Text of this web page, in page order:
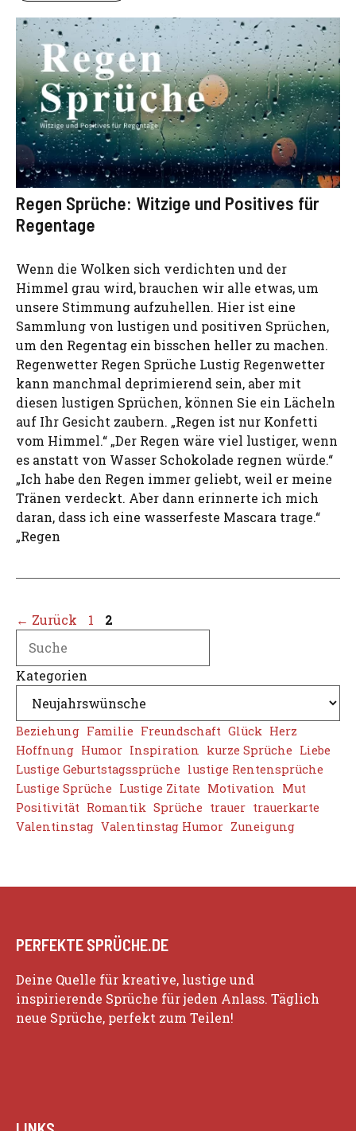
Regen Sprüche: Witzige und Positives für
Regentage
Wenn die Wolken sich verdichten und der
Himmel grau wird, brauchen wir alle etwas, um
unsere Stimmung aufzuhellen. Hier ist eine
Sammlung von lustigen und positiven Sprüchen,
um den Regentag ein bisschen heller zu machen.
Regenwetter Regen Sprüche Lustig Regenwetter
kann manchmal deprimierend sein, aber mit
diesen lustigen Sprüchen, können Sie ein Lächeln
auf Ihr Gesicht zaubern. „Regen ist nur Konfetti
vom Himmel.“ „Der Regen wäre viel lustiger, wenn
es anstatt von Wasser Schokolade regnen würde.“
„Ich habe den Regen immer geliebt, weil er meine
Tränen verdeckt. Aber dann erinnerte ich mich
daran, dass ich eine wasserfeste Mascara trage.“
„Regen
← Zurück Seite
1 Seite
2
Kategorien
Beziehung Familie Freundschaft Glück Herz
Hoffnung Humor Inspiration kurze Sprüche Liebe
Lustige Geburtstagssprüche lustige Rentensprüche
Lustige Sprüche Lustige Zitate Motivation Mut
Positivität Romantik Sprüche trauer trauerkarte
Valentinstag Valentinstag Humor Zuneigung
PERFEKTE SPRÜCHE.DE
Deine Quelle für kreative, lustige und
inspirierende Sprüche für jeden Anlass. Täglich
neue Sprüche, perfekt zum Teilen!